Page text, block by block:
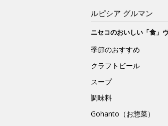
ルピシア グルマン
ニセコのおいしい「食」
季節のおすすめ
クラフトビール
スープ
調味料
Gohanto（お惣菜）